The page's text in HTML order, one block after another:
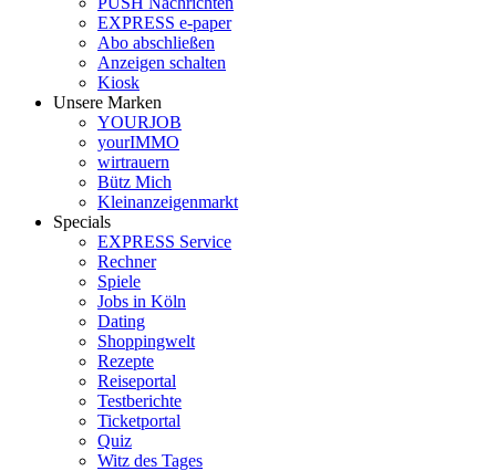
EXPRESS e-paper
Abo abschließen
Anzeigen schalten
Kiosk
Unsere Marken
YOURJOB
yourIMMO
wirtrauern
Bütz Mich
Kleinanzeigenmarkt
Specials
EXPRESS Service
Rechner
Spiele
Jobs in Köln
Dating
Shoppingwelt
Rezepte
Reiseportal
Testberichte
Ticketportal
Quiz
Witz des Tages